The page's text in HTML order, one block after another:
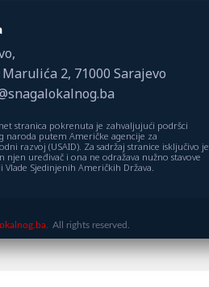
2, 71000 Sarajevo
stranica pokrenuta je zahvaljujući podršci
naroda putem Američke agencije za
razvoj (USAID). Za sadržaj stranice isključivo je
njen uređivač i ona ne odražava nužno stavove
Vlade Sjedinjenih Američkih Država.
All rights reserved.